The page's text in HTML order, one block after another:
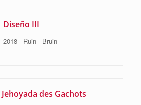
Diseño III
2018 - Ruin - Bruin
Jehoyada des Gachots